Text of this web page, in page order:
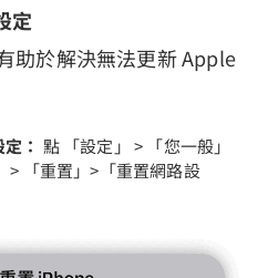
定
助於解決無法更新 Apple
： 點 「設定」 > 「您一般」
> 「重置」>「重置網路設